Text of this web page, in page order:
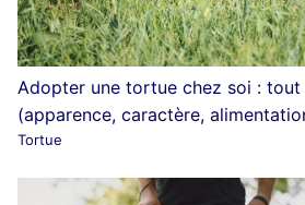
Adopter une tortue chez soi :
(apparence, caractère,
Tortue